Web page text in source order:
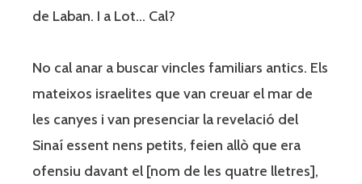
de Laban. I a Lot… Cal?
No cal anar a buscar vincles familiars antics. Els
mateixos israelites que van creuar el mar de
les canyes i van presenciar la revelació del
Sinaí essent nens petits, feien allò que era
ofensiu davant el [nom de les quatre lletres],